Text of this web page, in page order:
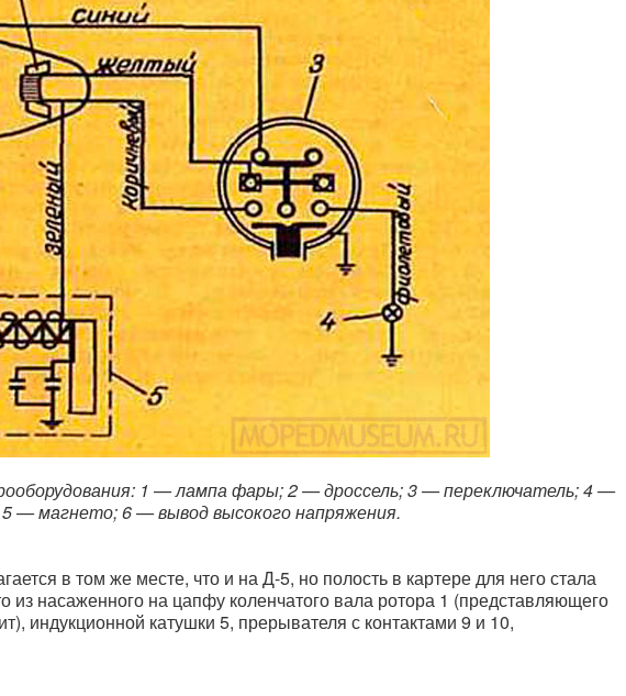
1 — лампа фары; 2 — дроссель; 3 — переключатель; 4 —
— магнето; 6 — вывод высокого напряжения.
в том же месте, что и на Д-5, но полость в картере для него стала
из насаженного на цапфу коленчатого вала ротора 1 (представляющего
индукционной катушки 5, прерывателя с контактами 9 и 10,